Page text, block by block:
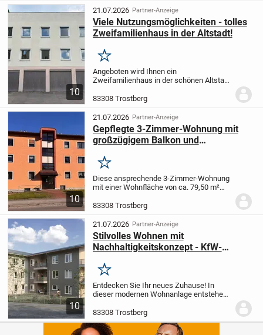
Objekt liegt in...
10
21.07.2026 Partner-Anzeige
Viele Nutzungsmöglichkeiten - tolles
Zweifamilienhaus in der Altstadt!
Merken
Angeboten wird Ihnen ein
Zweifamilienhaus in der schönen Altstadt
Wohnhaus ca. 1962 und ist in zwei toll
geschnittene 4-Zimmerwohnungen
unterteilt.Die beiden...
83308 Trostberg
10
21.07.2026 Partner-Anzeige
Gepflegte 3-Zimmer-Wohnung mit
großzügigem Balkon und
Wohnlage von Trostberg
Merken
Diese ansprechende 3-Zimmer-Wohnung
mit einer Wohnfläche von ca. 79,50 m²
gepflegten Mehrparteienhauses und
überzeugt durch ihre großzügige
Raumaufteilung, helle...
83308 Trostberg
10
21.07.2026 Partner-Anzeige
Stilvolles Wohnen mit
Nachhaltigkeitskonzept - KfW-
Balkon - provisionsfrei
Merken
Entdecken Sie Ihr neues Zuhause! In
dieser modernen Wohnanlage entstehen
bis 5 Zimmern und Wohnflächen
zwischen ca. 54 m² und ca. 128 m². Das
Objekt liegt in...
83308 Trostberg